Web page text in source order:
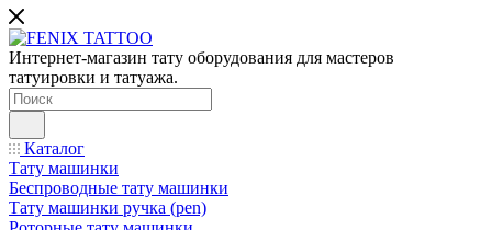
Интернет-магазин тату оборудования для мастеров
татуировки и татуажа.
Каталог
Тату машинки
Беспроводные тату машинки
Тату машинки ручка (pen)